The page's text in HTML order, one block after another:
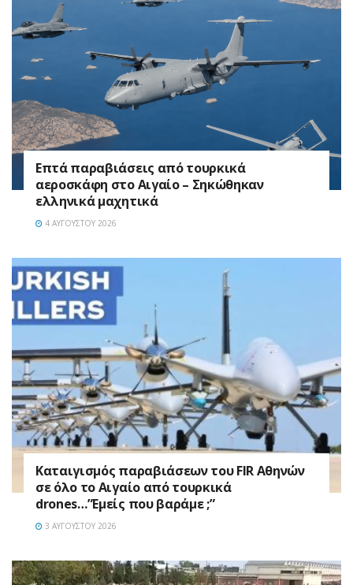
Επτά παραβιάσεις από τουρκικά
αεροσκάφη στο Αιγαίο – Σηκώθηκαν
ελληνικά μαχητικά
4 ΑΥΓΟΎΣΤΟΥ 2026
Καταιγισμός παραβιάσεων του FIR Αθηνών
σε όλο το Αιγαίο από τουρκικά
drones…”Εμείς που βαράμε ;”
3 ΑΥΓΟΎΣΤΟΥ 2026